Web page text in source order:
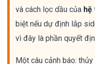
và cách lọc dầu của hệ
biệt nếu dự định lắp
vì đây là phần quyết
Một câu cảnh báo: